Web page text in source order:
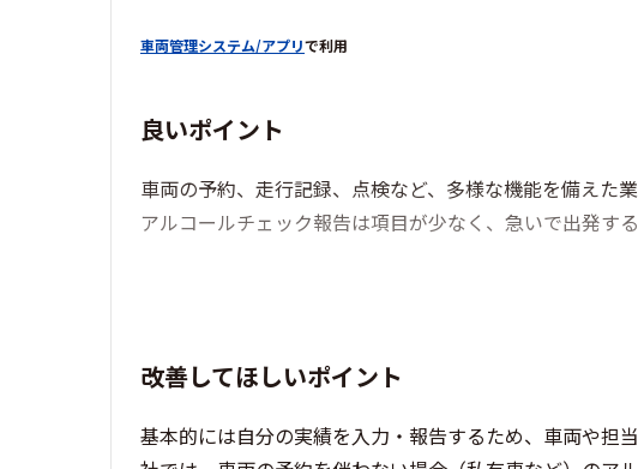
車両管理システム/アプリで利用
良いポイント
車両の予約、走行記録、点検など、多様な機能を備えた
アルコールチェック報告は項目が少なく、急いで出発す
改善してほしいポイント
基本的には自分の実績を入力・報告するため、車両や担